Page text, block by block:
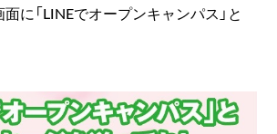
面に「LINEでオープンキャンパス」と